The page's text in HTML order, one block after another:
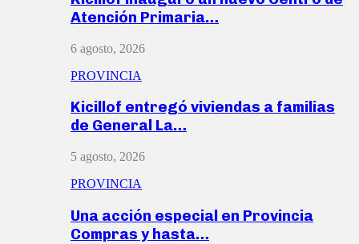
Atención Primaria…
6 agosto, 2026
PROVINCIA
Kicillof entregó viviendas a familias
de General La…
5 agosto, 2026
PROVINCIA
Una acción especial en Provincia
Compras y hasta…